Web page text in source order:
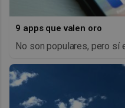
9 apps que valen oro
No son populares, pero sí